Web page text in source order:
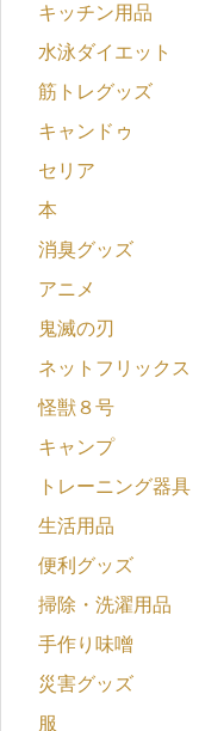
キッチン用品
水泳ダイエット
筋トレグッズ
キャンドゥ
セリア
本
消臭グッズ
アニメ
鬼滅の刃
ネットフリックス
怪獣８号
キャンプ
トレーニング器具
生活用品
便利グッズ
掃除・洗濯用品
手作り味噌
災害グッズ
服